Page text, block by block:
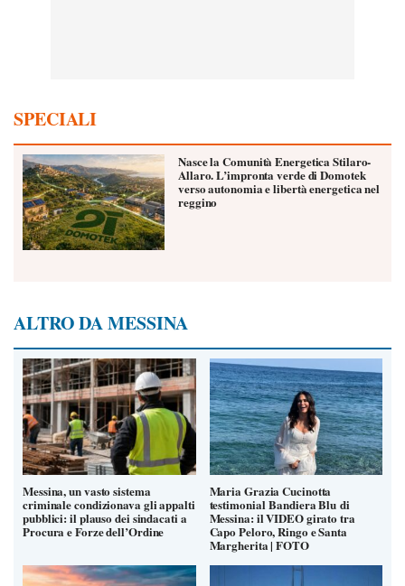
SPECIALI
Nasce la Comunità Energetica Stilaro-
Allaro. L’impronta verde di Domotek
verso autonomia e libertà energetica nel
reggino
ALTRO DA MESSINA
Messina, un vasto sistema
criminale condizionava gli appalti
pubblici: il plauso dei sindacati a
Procura e Forze dell’Ordine
Maria Grazia Cucinotta
testimonial Bandiera Blu di
Messina: il VIDEO girato tra
Capo Peloro, Ringo e Santa
Margherita | FOTO